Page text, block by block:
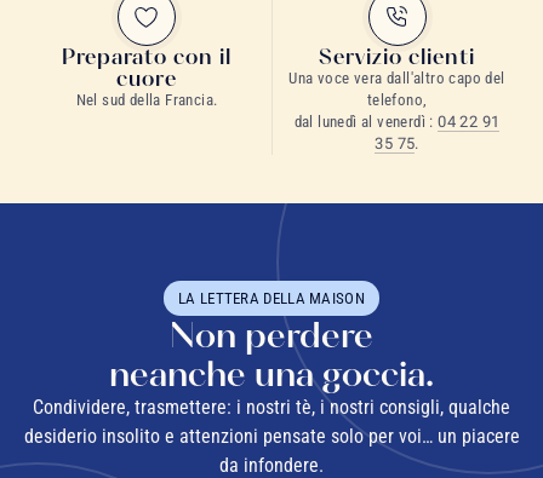
Preparato con il
cuore
Nel sud della Francia.
Servizio clienti
Una voce vera dall'altro capo del
telefono,
dal lunedì al venerdì :04 22 91
35 75.
LA LETTERA DELLA MAISON
Non perdere
neanche una goccia.
Condividere, trasmettere: i nostri tè, i nostri consigli, qualche
desiderio insolito e attenzioni pensate solo per voi… un piacere
da infondere.